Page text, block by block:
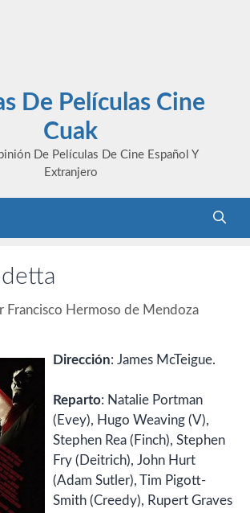
De Películas Cine
Cuak
De Películas De Cine Español Y
Extranjero
Francisco Hermoso de Mendoza
Dirección: James McTeigue.
Reparto: Natalie Portman
(Evey), Hugo Weaving (V),
Stephen Rea (Finch), Stephen
Fry (Deitrich), John Hurt
(Adam Sutler), Tim Pigott-
Smith (Creedy), Rupert Graves